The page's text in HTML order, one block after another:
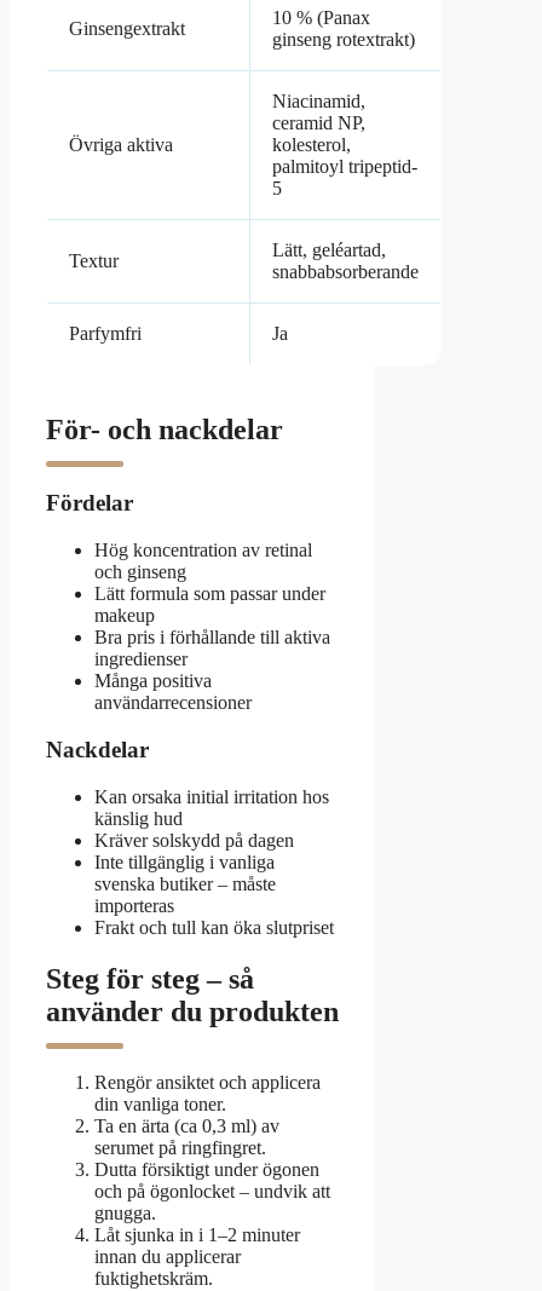
Ginsengextrakt
10 % (Panax
ginseng rotextrakt)
Övriga aktiva
Niacinamid,
ceramid NP,
kolesterol,
palmitoyl tripeptid-
5
Textur
Lätt, geléartad,
snabbabsorberande
Parfymfri Ja
För- och nackdelar
Fördelar
Hög koncentration av retinal
och ginseng
Lätt formula som passar under
makeup
Bra pris i förhållande till aktiva
ingredienser
Många positiva
användarrecensioner
Nackdelar
Kan orsaka initial irritation hos
känslig hud
Kräver solskydd på dagen
Inte tillgänglig i vanliga
svenska butiker – måste
importeras
Frakt och tull kan öka slutpriset
Steg för steg – så
använder du produkten
Rengör ansiktet och applicera
din vanliga toner.
Ta en ärta (ca 0,3 ml) av
serumet på ringfingret.
Dutta försiktigt under ögonen
och på ögonlocket – undvik att
gnugga.
Låt sjunka in i 1–2 minuter
innan du applicerar
fuktighetskräm.